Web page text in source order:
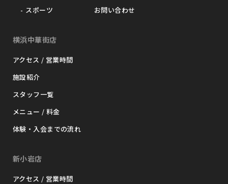
スポーツ
お問い合わせ
横浜中華街店
アクセス / 営業時間
施設紹介
スタッフ一覧
メニュー / 料金
体験・入会までの流れ
新小岩店
アクセス / 営業時間